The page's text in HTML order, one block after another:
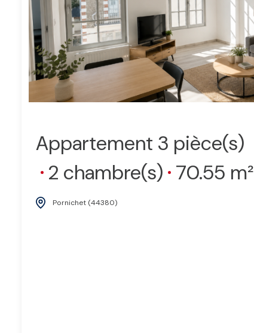
Appartement 3 pièce(s)
2 chambre(s) 70.55 m²
Pornichet (44380)